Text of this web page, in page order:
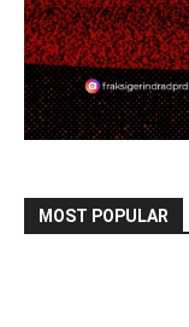
MOST POPULAR